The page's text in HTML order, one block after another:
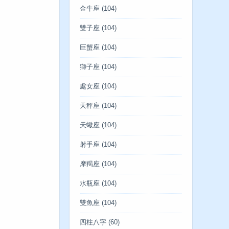
金牛座 (104)
雙子座 (104)
巨蟹座 (104)
獅子座 (104)
處女座 (104)
天秤座 (104)
天蠍座 (104)
射手座 (104)
摩羯座 (104)
水瓶座 (104)
雙魚座 (104)
四柱八字 (60)